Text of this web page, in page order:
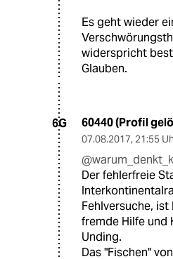
Es geht wieder
widerspricht
Glauben.
6G 60440 (Profil
07.08.2017, 21:55
Der fehlerfreie
Fehlversuche,
fremde Hilfe und
Unding.
Das "Fischen"